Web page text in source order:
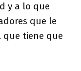
y a lo que
que le
que tiene que